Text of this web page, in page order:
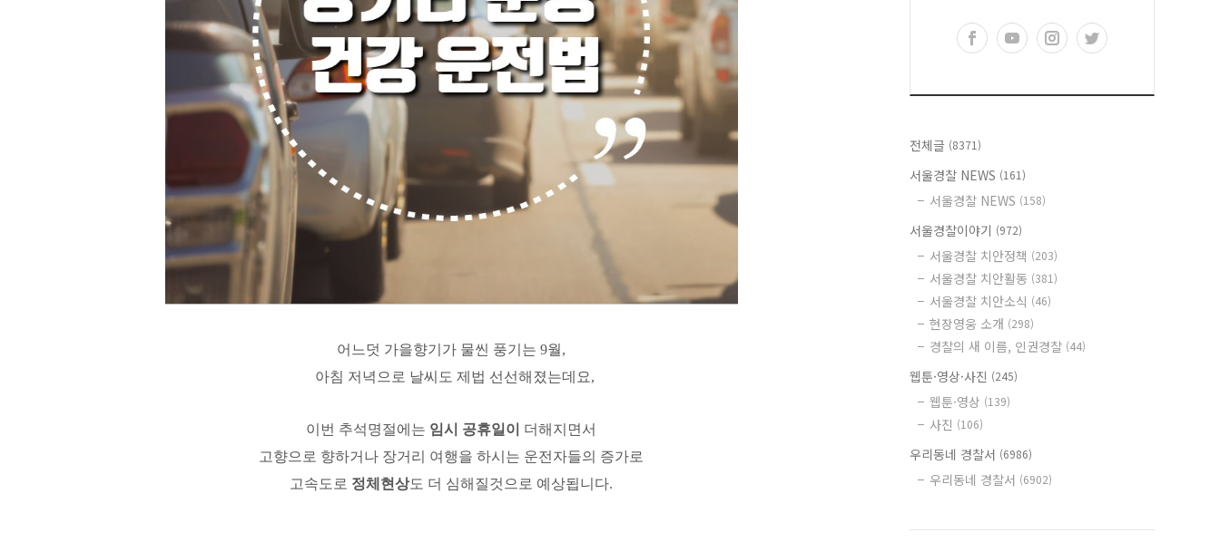
어느덧 가을향기가 물씬 풍기는 9월,
아침 저녁으로 날씨도 제법 선선해졌는데요,
이번 추석명절에는 임시 공휴일이 더해지면서
고향으로 향하거나 장거리 여행을 하시는 운전자들의 증가로
고속도로 정체현상도 더 심해질것으로 예상됩니다.
전체글 (8371)
서울경찰 NEWS (161)
서울경찰 NEWS (158)
서울경찰이야기 (972)
서울경찰 치안정책 (203)
서울경찰 치안활동 (381)
서울경찰 치안소식 (46)
현장영웅 소개 (298)
경찰의 새 이름, 인권경찰 (44)
웹툰·영상·사진 (245)
웹툰·영상 (139)
사진 (106)
우리동네 경찰서 (6986)
우리동네 경찰서 (6902)